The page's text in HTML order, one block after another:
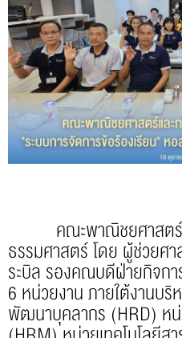
คณะพาณิชยศาสตร์แ
ธรรมศาสตร์ โดย ผู้ช่วยศ
ระบิล รองคณบดีฝ่ายกิจก
6 หน่วยงาน ภายใต้งานบ
พัฒนาบุคลากร (HRD) หน่